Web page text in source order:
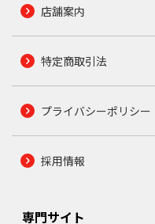
店舗案内
特定商取引法
プライバシーポリシー
採用情報
専門サイト